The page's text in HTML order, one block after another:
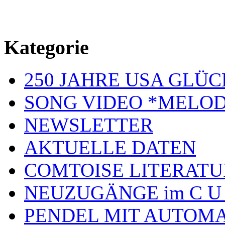
Kategorie
250 JAHRE USA
SONG VIDEO
NEWSLETTER
AKTUELLE DATEN
COMTOISE
NEUZUGÄNGE im C
PENDEL MIT